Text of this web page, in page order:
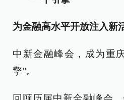
为金融高水平开放注入新
中新金融峰会，成为重
擎”。